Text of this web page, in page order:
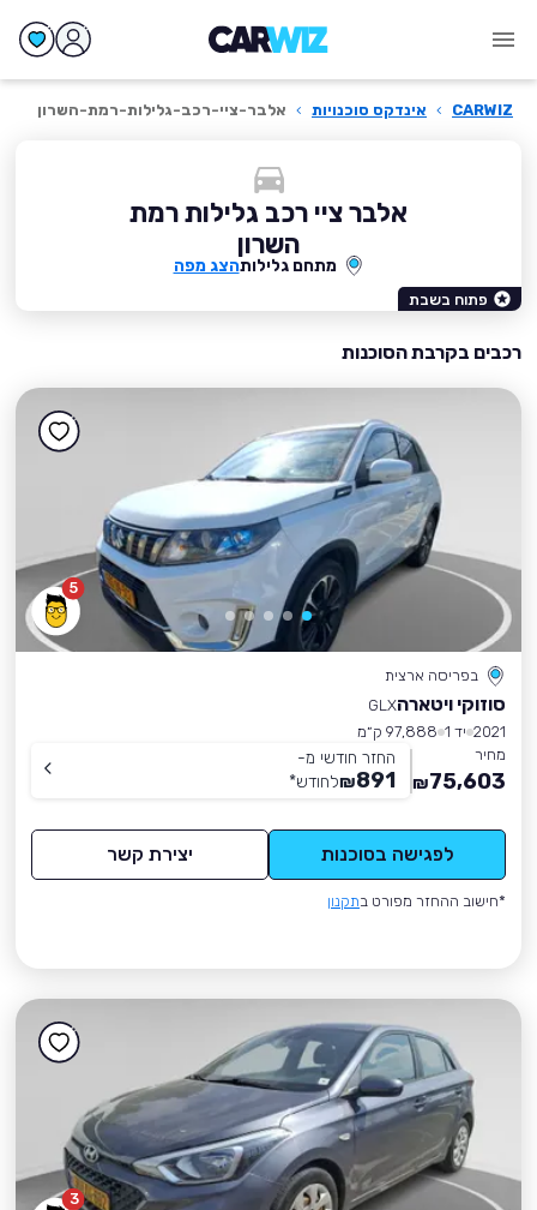
CARWIZ
› אינדקס סוכנויות › אלבר-ציי-רכב-גלילות-רמת-השרון
אלבר ציי רכב גלילות רמת
השרון
מתחם גלילותהצג מפה
פתוח בשבת
רכבים בקרבת הסוכנות
5
בפריסה ארצית
סוזוקי ויטארהGLX
2021 יד 1
97,888 ק״מ
מחיר
75,603
₪
החזר חודשי מ-
891
₪לחודש*
לפגישה בסוכנות יצירת קשר
*חישוב ההחזר מפורט בתקנון
3